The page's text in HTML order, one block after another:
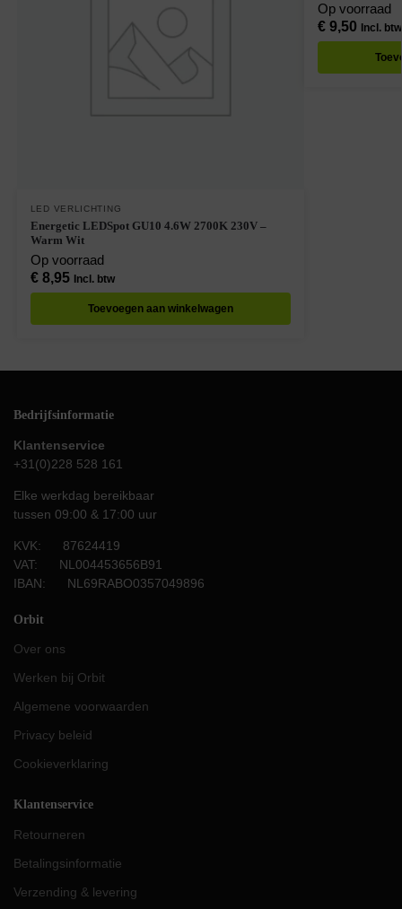
LED VERLICHTING
Energetic LEDSpot GU10 4.6W 2700K 230V –
Warm Wit
Op voorraad
€8,95 Incl. btw
Toevoegen aan winkelwagen
Op voorraad
€9,50 Incl. btw
Bedrijfsinformatie
Klantenservice
+31(0)228 528 161
Elke werkdag bereikbaar
tussen 09:00 & 17:00 uur
KVK: 87624419
VAT: NL004453656B91
IBAN: NL69RABO0357049896
Orbit
Over ons
Werken bij Orbit
Algemene voorwaarden
Privacy beleid
Cookieverklaring
Klantenservice
Retourneren
Betalingsinformatie
Verzending & levering